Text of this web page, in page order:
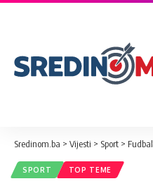
Sredinom.ba > Vijesti > Sport >
SPORT TOP TEME